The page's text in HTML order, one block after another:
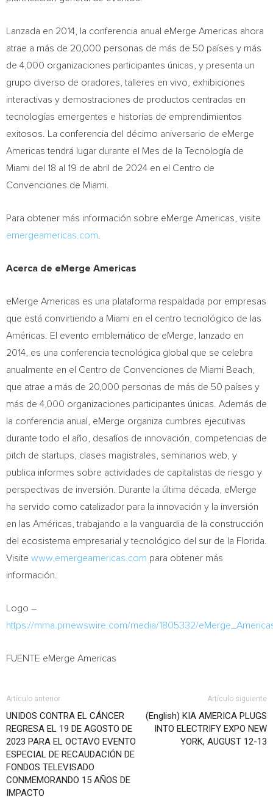
Lanzada en 2014, la conferencia anual eMerge Americas ahora
atrae a más de 20,000 personas de más de 50 países y más
de 4,000 organizaciones participantes únicas, y presenta un
grupo diverso de oradores, talleres en vivo, exhibiciones
interactivas y demostraciones de productos centradas en
tecnologías emergentes e historias de emprendimientos
exitosos. La conferencia del décimo aniversario de eMerge
Americas tendrá lugar durante el Mes de la Tecnología de
Miami del 18 al 19 de abril de 2024 en el Centro de
Convenciones de Miami
Para obtener más información sobre eMerge Americas, visite
emergeamericas.com
Acerca de eMerge Americas
eMerge Americas es una plataforma respaldada por empresas
que está convirtiendo a Miami en el centro tecnológico de las
Américas. El evento emblemático de eMerge, lanzado en
2014, es una conferencia tecnológica global que se celebra
anualmente en el Centro de Convenciones de Miami Beach
que atrae a más de 20,000 personas de más de 50 países y
más de 4,000 organizaciones participantes únicas. Además de
la conferencia anual, eMerge organiza cumbres ejecutivas
durante todo el año, desafíos de innovación, competencias de
pitch de startups, clases magistrales, seminarios web, y
publica informes sobre actividades de capitalistas de riesgo y
perspectivas de inversión.
Durante la última década, eMerge
ha servido como catalizador para la innovación y la inversión
en las Américas, trabajando a la vanguardia de la construcción
del ecosistema empresarial y tecnológico del sur de la Florida
Visite www.emergeamericas.com para obtener más
información.
Logo –
https://mma.prnewswire.com/media/1805332/
FUENTE eMerge Americas
Artículo anterior
UNIDOS CONTRA EL CÁNCER
REGRESA EL 19 DE AGOSTO DE
2023 PARA EL OCTAVO EVENTO
ESPECIAL DE RECAUDACIÓN DE
FONDOS TELEVISADO
CONMEMORANDO 15 AÑOS DE
IMPACTO
Artículo siguiente
(English) KIA AMERICA PLUGS
INTO ELECTRIFY EXPO NEW
YORK, AUGUST 12-13